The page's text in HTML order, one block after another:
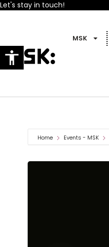
Let's stay in touch!
MSK
Home Events - MSK